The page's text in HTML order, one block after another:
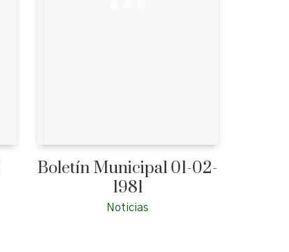
Boletín Municipal 01-02-
1981
Noticias